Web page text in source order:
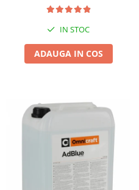
Genti bagaje moto
Suporti si placi prindere
IN STOC
ADAUGA IN COS